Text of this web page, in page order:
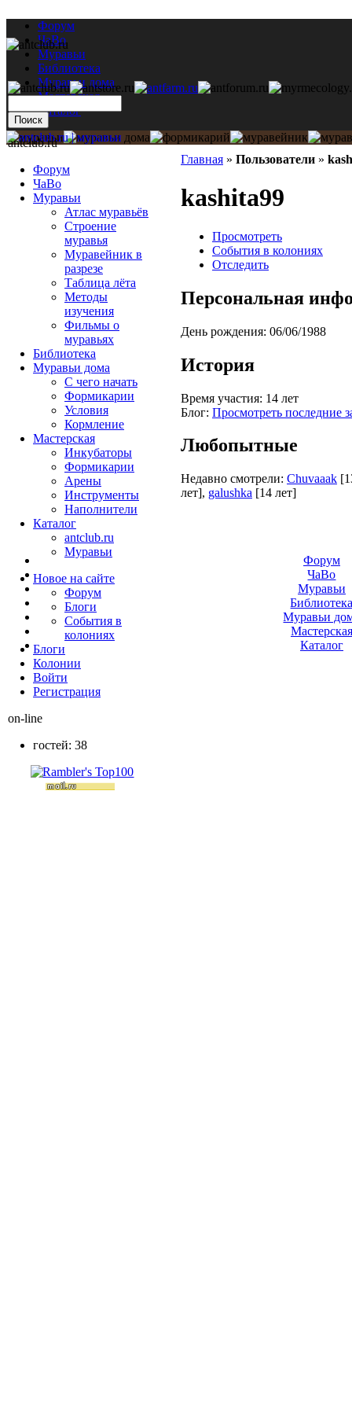
Форум
ЧаВо
Муравьи
Библиотека
Муравьи дома
Мастерская
Каталог
Главная » Пользователи »
kashita99
Просмотреть
События в колониях
Отследить
Персональная
День рождения: 06/06/1988
История
Время участия: 14 лет
Блог: Просмотреть последние
Любопытные
Недавно смотрели: Chuvaaak
лет], galushka [14 лет]
antclub.ru
Форум
ЧаВо
Муравьи
Атлас муравьёв
Строение
муравья
Муравейник в
разрезе
Таблица лёта
Методы
изучения
Фильмы о
муравьях
Библиотека
Муравьи дома
С чего начать
Формикарии
Условия
Кормление
Мастерская
Инкубаторы
Формикарии
Арены
Инструменты
Наполнители
Каталог
antclub.ru
Муравьи
Новое на сайте
Форум
Блоги
События в
колониях
Блоги
Колонии
Войти
Peгиcтpaция
on-line
гостей: 38
Форум
ЧаВо
Муравьи
Муравьи
Мастерская
Каталог